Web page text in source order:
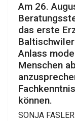
Am 26.
das erste
Anlass
Menschen
können.
SONJA FASLER